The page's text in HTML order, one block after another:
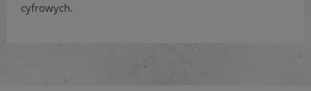
cyfrowych.